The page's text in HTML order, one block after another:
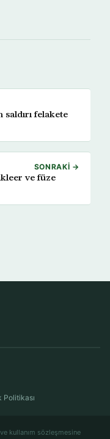
saldırı felakete
SONRAKI →
ve füze
Politikası
kullanım sözleşmesine